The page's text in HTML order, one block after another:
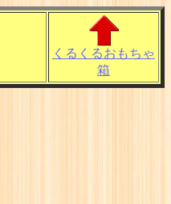
くるくるおもちゃ
箱